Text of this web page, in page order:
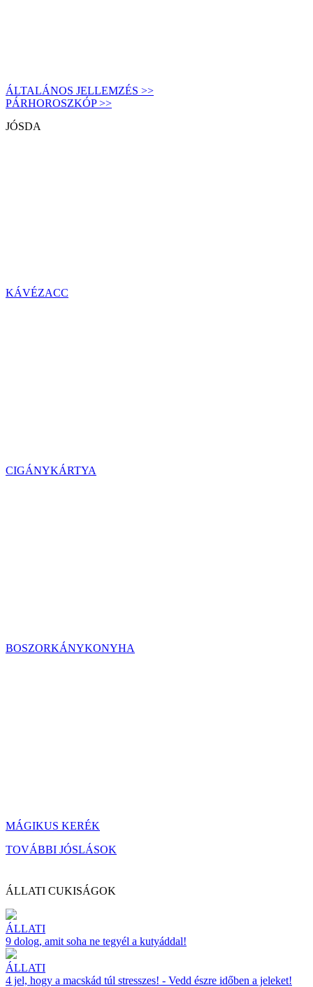
ÁLTALÁNOS JELLEMZÉS >>
PÁRHOROSZKÓP >>
JÓSDA
KÁVÉZACC
CIGÁNYKÁRTYA
BOSZORKÁNYKONYHA
MÁGIKUS KERÉK
TOVÁBBI JÓSLÁSOK
ÁLLATI CUKISÁGOK
ÁLLATI
9 dolog, amit soha ne tegyél a kutyáddal!
ÁLLATI
4 jel, hogy a macskád túl stresszes! - Vedd észre időben a jeleket!